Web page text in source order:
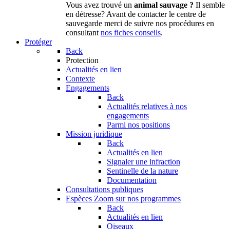
Vous avez trouvé un animal sauvage ? Il semble
en détresse? Avant de contacter le centre de
sauvegarde merci de suivre nos procédures en
consultantnos fiches conseils.
Protéger
Back
Protection
Actualités en lien
Contexte
Engagements
Back
Actualités relatives à nos
engagements
Parmi nos positions
Mission juridique
Back
Actualités en lien
Signaler une infraction
Sentinelle de la nature
Documentation
Consultations publiques
Espèces Zoom sur nos programmes
Back
Actualités en lien
Oiseaux